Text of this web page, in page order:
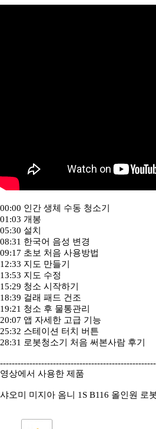
00:00 인간 생체 수동 청소기
01:03 개봉
05:30 설치
08:31 한국어 음성 변경
09:17 초보 처음 사용방법
12:33 지도 만들기
13:53 지도 수정
15:29 청소 시작하기
18:39 걸래 패드 건조
19:21 청소 후 물통관리
20:07 앱 자세한 고급 기능
25:32 스테이션 터치 버튼
28:31 로봇청소기 처음 써본사람 후기
영상에서 사용한 제품
샤오미 미지아 옴니 1S B116 올인원 로